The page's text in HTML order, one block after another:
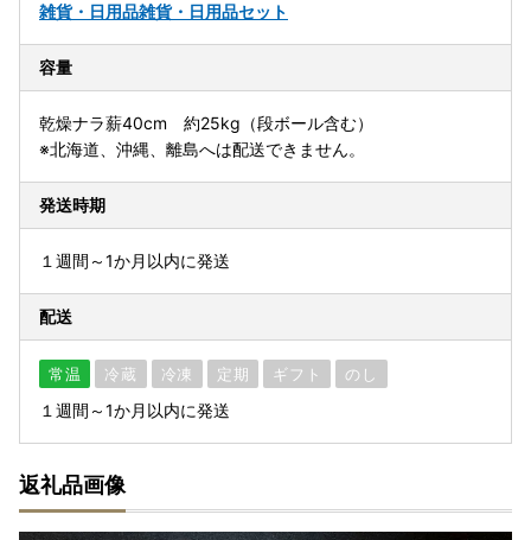
雑貨・日用品雑貨・日用品セット
容量
乾燥ナラ薪40cm 約25kg（段ボール含む）
※北海道、沖縄、離島へは配送できません。
発送時期
１週間～1か月以内に発送
配送
常温 冷蔵 冷凍 定期 ギフト のし
１週間～1か月以内に発送
返礼品画像